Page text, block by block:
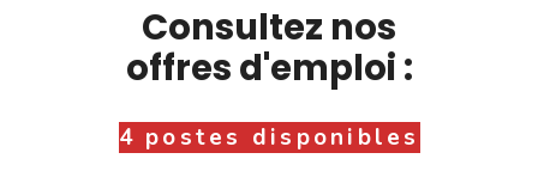
Consultez nos
offres d'emploi :
4 postes disponibles